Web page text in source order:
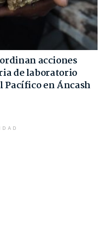
acciones
de laboratorio
Pacífico en Áncash